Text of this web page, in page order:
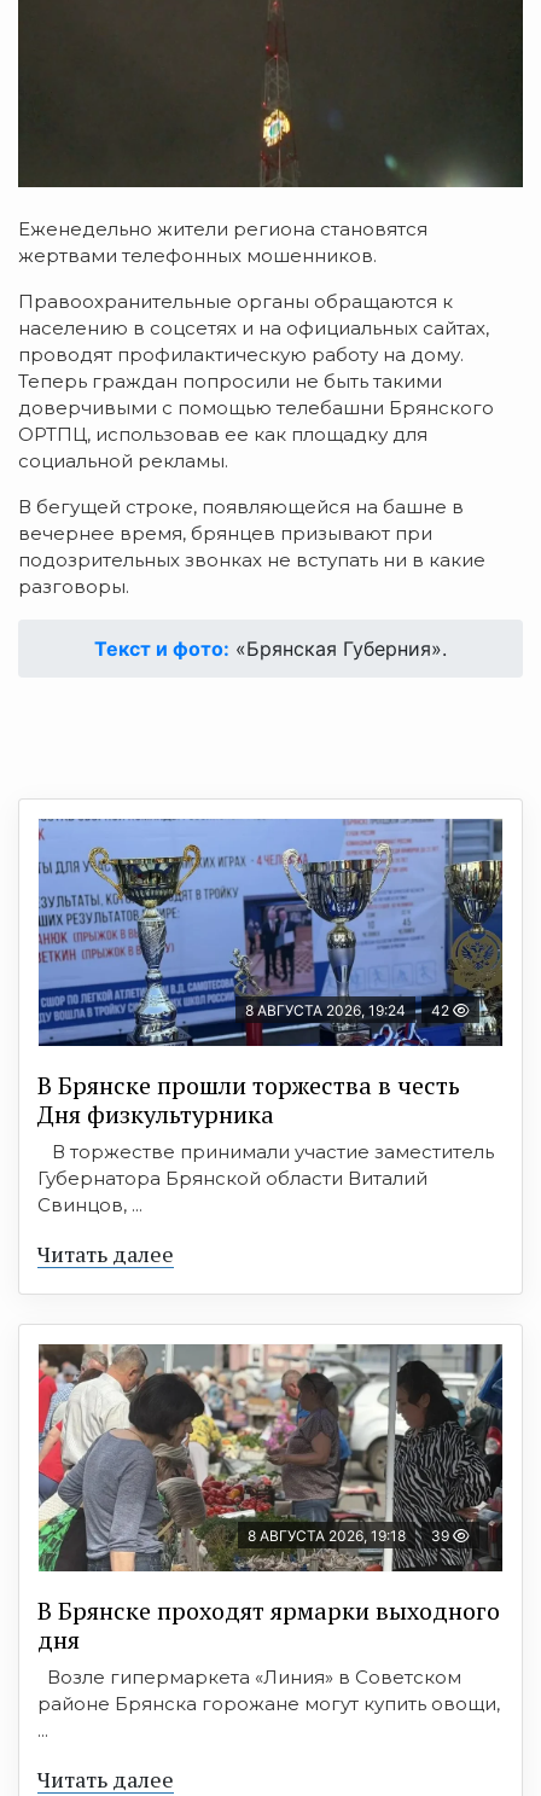
Еженедельно жители региона становятся
жертвами телефонных мошенников.
Правоохранительные органы обращаются к
населению в соцсетях и на официальных сайтах,
проводят профилактическую работу на дому.
Теперь граждан попросили не быть такими
доверчивыми с помощью телебашни Брянского
ОРТПЦ, использовав ее как площадку для
социальной рекламы.
В бегущей строке, появляющейся на башне в
вечернее время, брянцев призывают при
подозрительных звонках не вступать ни в какие
разговоры.
Текст и фото: «Брянская Губерния».
8 АВГУСТА 2026, 19:24 42
В Брянске прошли торжества в честь
Дня физкультурника
В торжестве принимали участие заместитель
Губернатора Брянской области Виталий
Свинцов, ...
Читать далее
8 АВГУСТА 2026, 19:18 39
В Брянске проходят ярмарки выходного
дня
Возле гипермаркета «Линия» в Советском
районе Брянска горожане могут купить овощи,
...
Читать далее